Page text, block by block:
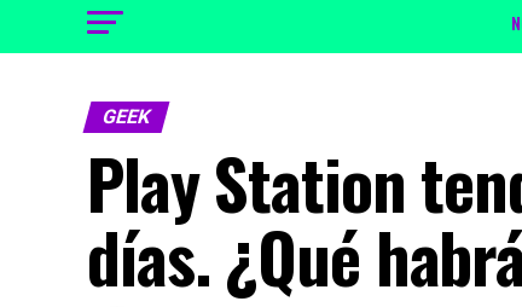
GEEK
Play Station
días. ¿Qué